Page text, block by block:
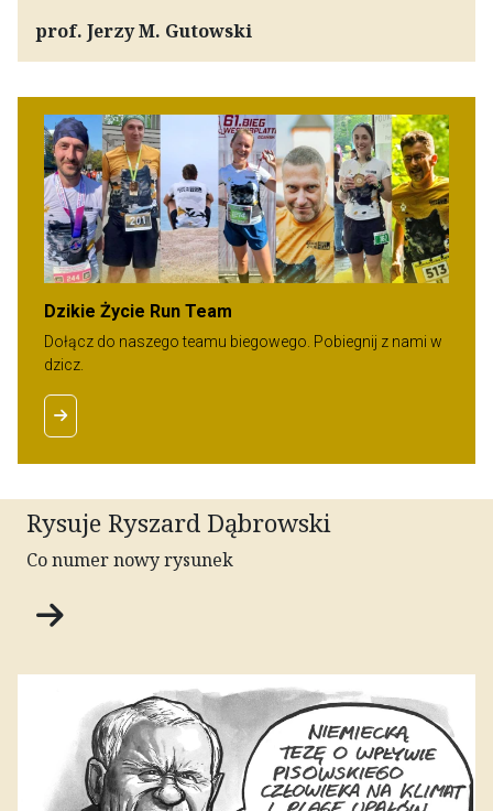
prof. Jerzy M. Gutowski
Dzikie Życie Run Team
Dołącz do naszego teamu biegowego. Pobiegnij z nami w
dzicz.
Rysuje Ryszard Dąbrowski
Co numer nowy rysunek